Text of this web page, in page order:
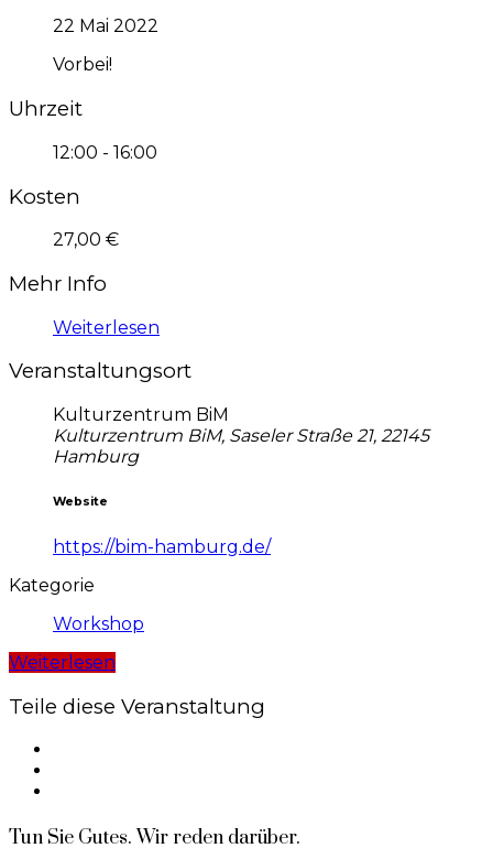
22 Mai 2022
Vorbei!
Uhrzeit
12:00 - 16:00
Kosten
27,00 €
Mehr Info
Weiterlesen
Veranstaltungsort
Kulturzentrum BiM
Kulturzentrum BiM, Saseler Straße 21, 22145
Hamburg
Website
https://bim-hamburg.de/
Kategorie
Workshop
Weiterlesen
Teile diese Veranstaltung
Tun Sie Gutes. Wir reden darüber.